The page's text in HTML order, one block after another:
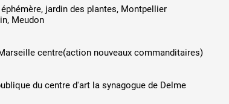
jardin des plantes, Montpellier
Meudon
centre(action nouveaux commanditaires)
du centre d'art la synagogue de Delme